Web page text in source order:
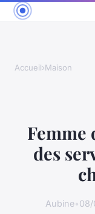
Accueil›Maison
Femme
des
Aubine•08/